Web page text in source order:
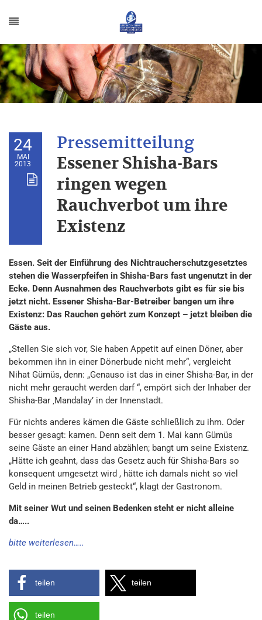
24
MAI
2013
Essener Shisha-Bars
ringen wegen
Rauchverbot um ihre
Existenz
Essen. Seit der Einführung des Nichtraucherschutzgesetztes
stehen die Wasserpfeifen in Shisha-Bars fast ungenutzt in der
Ecke. Denn Ausnahmen des Rauchverbots gibt es für sie bis
jetzt nicht. Essener Shisha-Bar-Betreiber bangen um ihre
Existenz: Das Rauchen gehört zum Konzept – jetzt bleiben die
Gäste aus.
„Stellen Sie sich vor, Sie haben Appetit auf einen Döner, aber
bekommen ihn in einer Dönerbude nicht mehr“, vergleicht
Nihat Gümüs, denn: „Genauso ist das in einer Shisha-Bar, in der
nicht mehr geraucht werden darf “, empört sich der Inhaber der
Shisha-Bar ‚Mandalay’ in der Innenstadt.
Für nichts anderes kämen die Gäste schließlich zu ihm. Oder
besser gesagt: kamen. Denn seit dem 1. Mai kann Gümüs
seine Gäste an einer Hand abzählen; bangt um seine Existenz.
„Hätte ich geahnt, dass das Gesetz auch für Shisha-Bars so
konsequent umgesetzt wird , hätte ich damals nicht so viel
Geld in meinen Betrieb gesteckt“, klagt der Gastronom.
Mit seiner Wut und seinen Bedenken steht er nicht alleine
da…..
bitte weiterlesen…..
teilen teilen
teilen